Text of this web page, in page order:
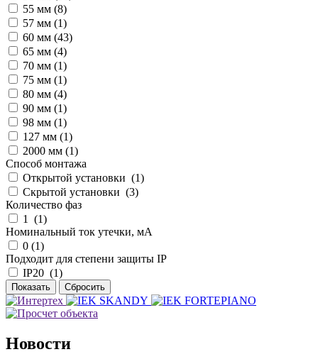
55 мм (8)
57 мм (1)
60 мм (43)
65 мм (4)
70 мм (1)
75 мм (1)
80 мм (4)
90 мм (1)
98 мм (1)
127 мм (1)
2000 мм (1)
Способ монтажа
Открытой установки (1)
Скрытой установки (3)
Количество фаз
1 (1)
Номинальный ток утечки, мА
0 (1)
Подходит для степени защиты IP
IP20 (1)
Новости